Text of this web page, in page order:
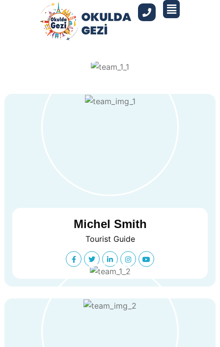
Michel Smith
Tourist Guide